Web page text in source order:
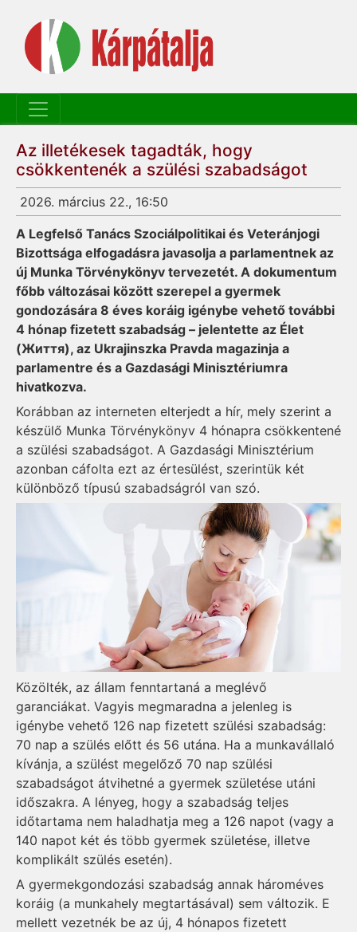
Az illetékesek tagadták, hogy
csökkentenék a szülési szabadságot
2026. március 22., 16:50
A Legfelső Tanács Szociálpolitikai és Veteránjogi
Bizottsága elfogadásra javasolja a parlamentnek az
új Munka Törvénykönyv tervezetét. A dokumentum
főbb változásai között szerepel a gyermek
gondozására 8 éves koráig igénybe vehető további
4 hónap fizetett szabadság – jelentette az Élet
(Життя), az Ukrajinszka Pravda magazinja a
parlamentre és a Gazdasági Minisztériumra
hivatkozva.
Korábban az interneten elterjedt a hír, mely szerint a
készülő Munka Törvénykönyv 4 hónapra csökkentené
a szülési szabadságot. A Gazdasági Minisztérium
azonban cáfolta ezt az értesülést, szerintük két
különböző típusú szabadságról van szó.
Közölték, az állam fenntartaná a meglévő
garanciákat. Vagyis megmaradna a jelenleg is
igénybe vehető 126 nap fizetett szülési szabadság:
70 nap a szülés előtt és 56 utána. Ha a munkavállaló
kívánja, a szülést megelőző 70 nap szülési
szabadságot átvihetné a gyermek születése utáni
időszakra. A lényeg, hogy a szabadság teljes
időtartama nem haladhatja meg a 126 napot (vagy a
140 napot két és több gyermek születése, illetve
komplikált szülés esetén).
A gyermekgondozási szabadság annak hároméves
koráig (a munkahely megtartásával) sem változik. E
mellett vezetnék be az új, 4 hónapos fizetett